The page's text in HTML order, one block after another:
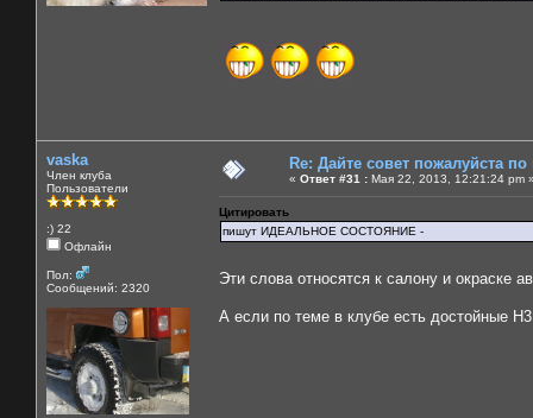
vaska
Член клуба
Пользователи
:) 22
Офлайн
Пол:
Сообщений: 2320
Re: Дайте совет пожалуйста
« Ответ #31 : Мая 22, 2013, 12:21:24 pm
Цитировать
пишут ИДЕАЛЬНОЕ СОСТОЯНИЕ -
Эти слова относятся к салону и окраске
А если по теме в клубе есть достойные